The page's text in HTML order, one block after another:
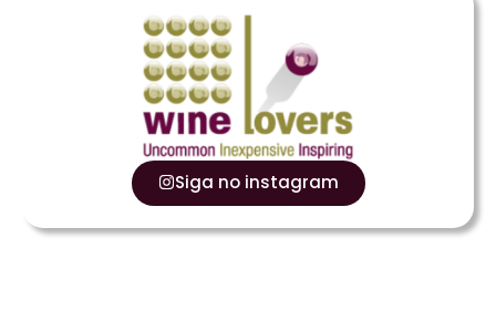
Siga no instagram